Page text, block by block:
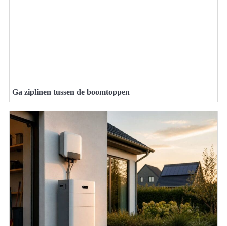
Ga ziplinen tussen de boomtoppen